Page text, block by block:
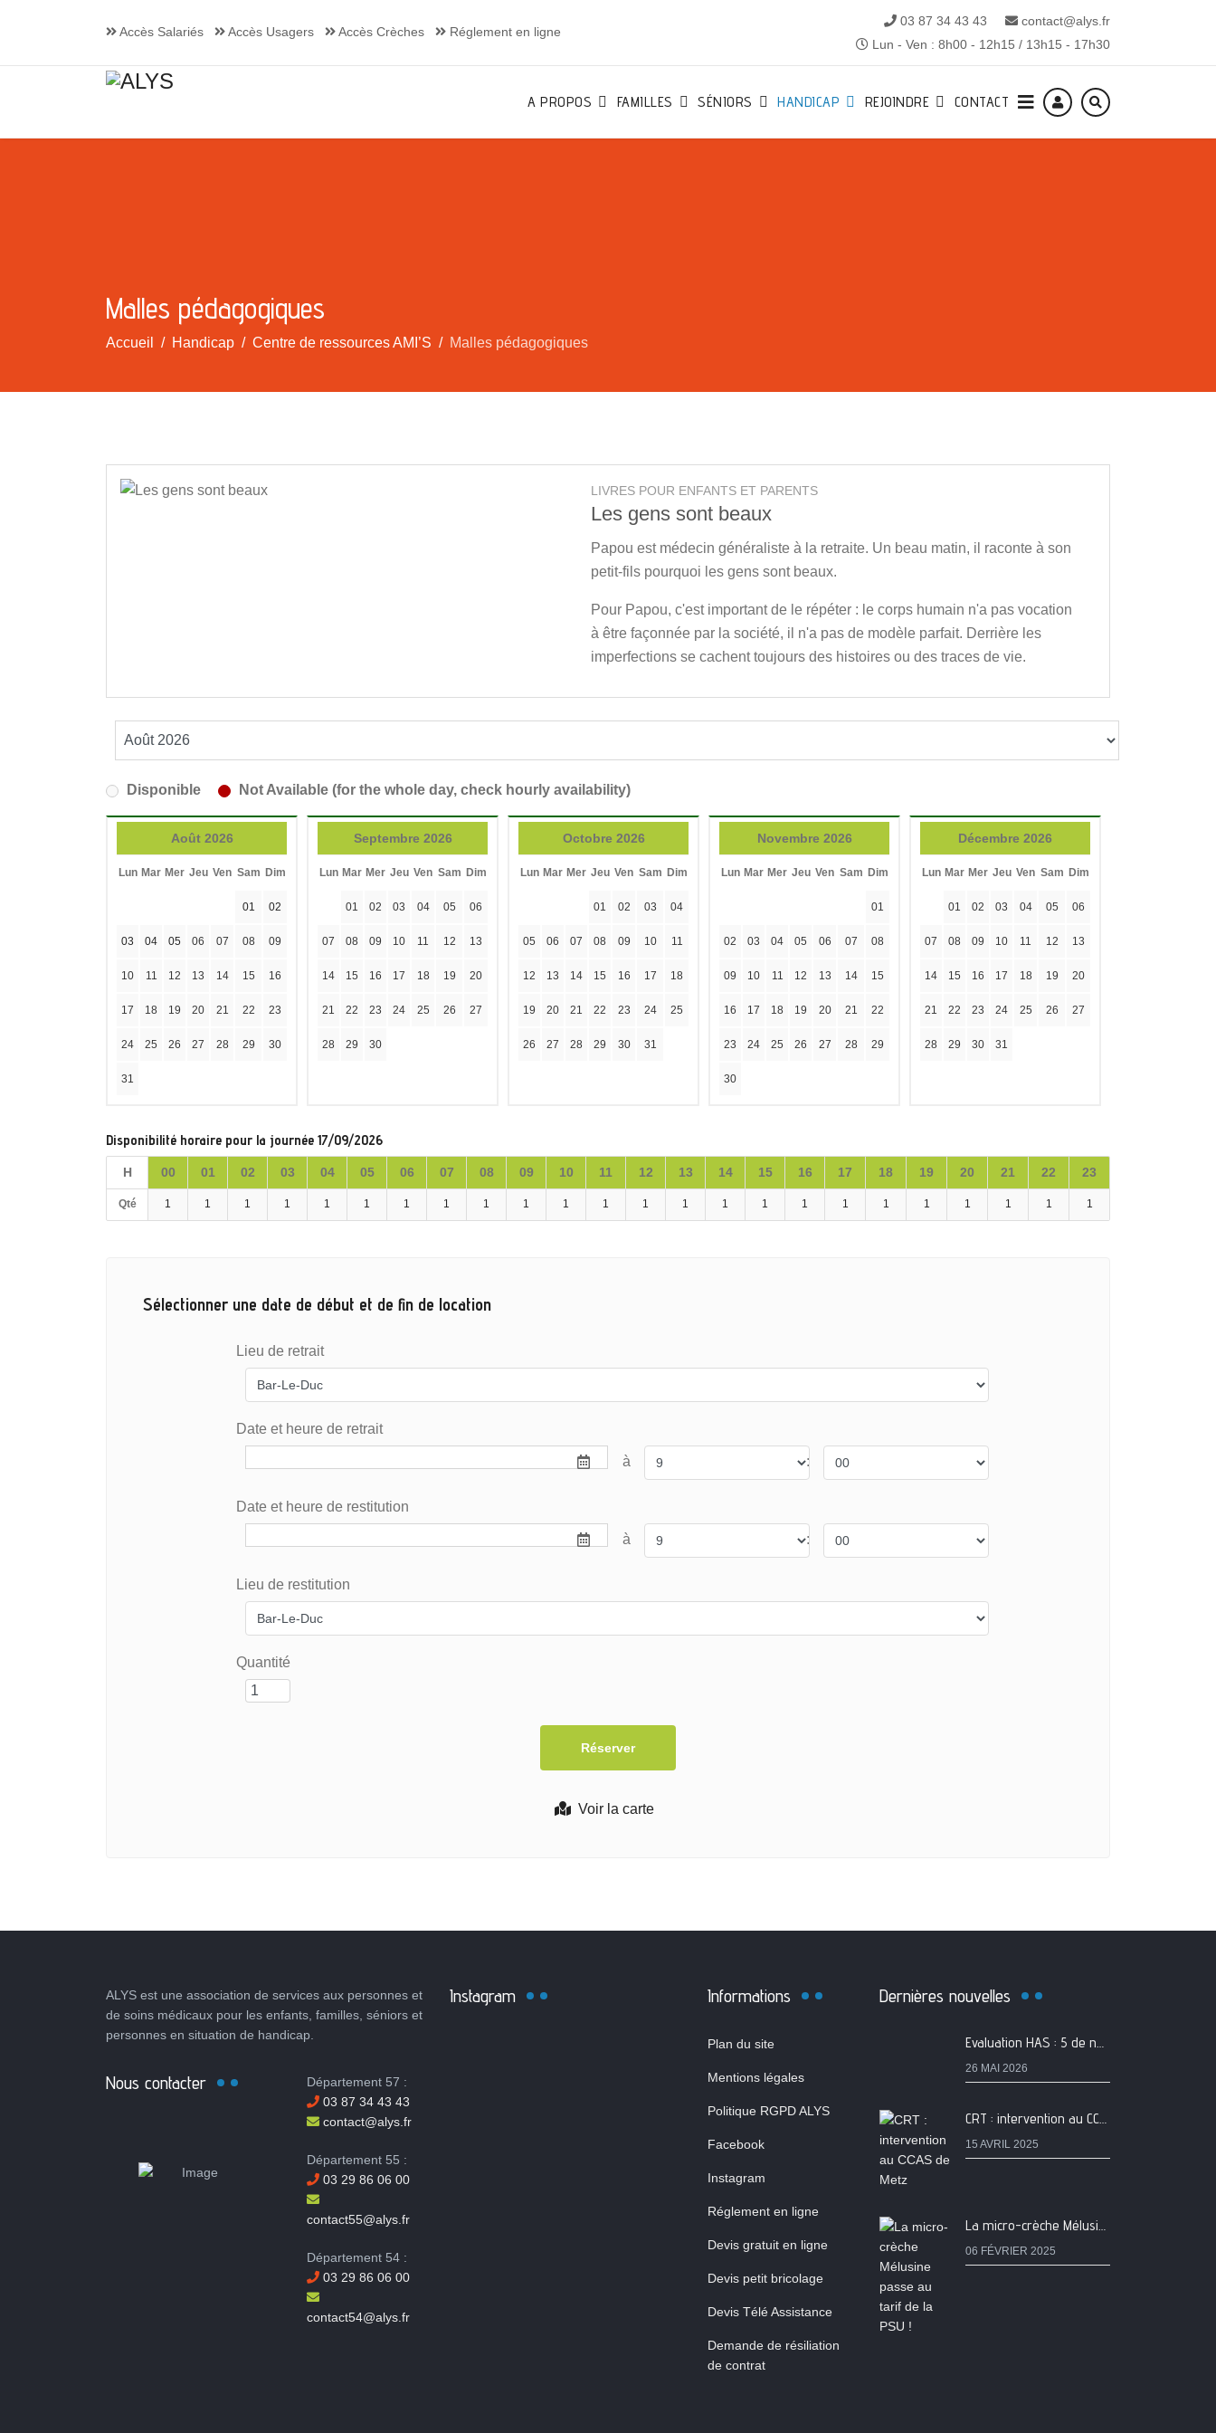
Accès Salariés Accès Usagers Accès Crèches Réglement en ligne
03 87 34 43 43
contact@alys.fr
Lun - Ven : 8h00 - 12h15 / 13h15 - 17h30
A PROPOS FAMILLES SÉNIORS HANDICAP REJOINDRE CONTACT
Malles pédagogiques
Accueil Handicap Centre de ressources AMI’S Malles pédagogiques
LIVRES POUR ENFANTS ET PARENTS
Les gens sont beaux
Papou est médecin généraliste à la retraite. Un beau matin, il raconte à son
petit-fils pourquoi les gens sont beaux.
Pour Papou, c'est important de le répéter : le corps humain n'a pas vocation
à être façonnée par la société, il n'a pas de modèle parfait. Derrière les
imperfections se cachent toujours des histoires ou des traces de vie.
Disponible Not Available (for the whole day, check hourly availability)
Août 2026
Lun Mar Mer Jeu Ven Sam Dim
01 02
03 04 05 06 07 08 09
10 11 12 13 14 15 16
17 18 19 20 21 22 23
24 25 26 27 28 29 30
31
Septembre 2026
Lun Mar Mer Jeu Ven Sam Dim
01 02 03 04 05 06
07 08 09 10 11 12 13
14 15 16 17 18 19 20
21 22 23 24 25 26 27
28 29 30
Octobre 2026
Lun Mar Mer Jeu Ven Sam Dim
01 02 03 04
05 06 07 08 09 10 11
12 13 14 15 16 17 18
19 20 21 22 23 24 25
26 27 28 29 30 31
Novembre 2026
Lun Mar Mer Jeu Ven Sam Dim
01
02 03 04 05 06 07 08
09 10 11 12 13 14 15
16 17 18 19 20 21 22
23 24 25 26 27 28 29
30
Décembre 2026
Lun Mar Mer Jeu Ven Sam Dim
01 02 03 04 05 06
07 08 09 10 11 12 13
14 15 16 17 18 19 20
21 22 23 24 25 26 27
28 29 30 31
Disponibilité horaire pour la journée 17/09/2026
H 00 01 02 03 04 05 06 07 08 09 10 11 12 13 14 15 16 17 18 19 20 21 22 23
Qté 1 1 1 1 1 1 1 1 1 1 1 1 1 1 1 1 1 1 1 1 1 1 1 1
Sélectionner une date de début et de fin de location
Voir la carte
Lieu de retrait
Date et heure de retrait
à :
Date et heure de restitution
à :
Lieu de restitution
Quantité
ALYS est une association de services aux personnes et
de soins médicaux pour les enfants, familles, séniors et
personnes en situation de handicap.
Nous contacter
Département 57 :
03 87 34 43 43
contact@alys.fr
Département 55 :
03 29 86 06 00
contact55@alys.fr
Département 54 :
03 29 86 06 00
contact54@alys.fr
Instagram Informations
Plan du site
Mentions légales
Politique RGPD ALYS
Facebook
Instagram
Réglement en ligne
Devis gratuit en ligne
Devis petit bricolage
Devis Télé Assistance
Demande de résiliation
de contrat
Dernières nouvelles
Evaluation HAS : 5 de nos services classés A
26 MAI 2026
CRT : intervention au CCAS de Metz
15 AVRIL 2025
La micro-crèche Mélusine passe au tarif de la PSU !
06 FÉVRIER 2025